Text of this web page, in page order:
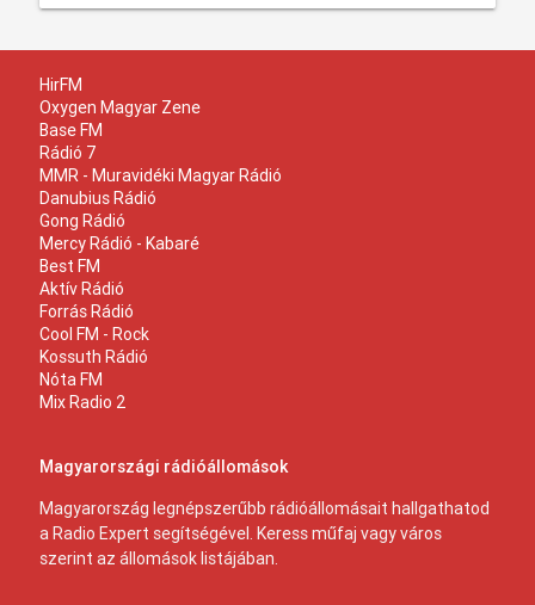
HirFM
Oxygen Magyar Zene
Base FM
Rádió 7
MMR - Muravidéki Magyar Rádió
Danubius Rádió
Gong Rádió
Mercy Rádió - Kabaré
Best FM
Aktív Rádió
Forrás Rádió
Cool FM - Rock
Kossuth Rádió
Nóta FM
Mix Radio 2
Magyarországi rádióállomások
Magyarország legnépszerűbb rádióállomásait hallgathatod
a Radio Expert segítségével. Keress műfaj vagy város
szerint az állomások listájában.